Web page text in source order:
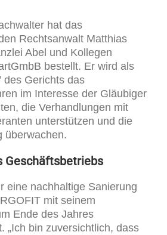
hat das
Rechtsanwalt Matthias
Abel und Kollegen
bestellt. Er wird als
des Gerichts das
im Interesse der Gläubiger
die Verhandlungen mit
unterstützen und die
überwachen.
Geschäftsbetriebs
eine nachhaltige Sanierung
mit seinem
Ende des Jahres
„Ich bin zuversichtlich, dass